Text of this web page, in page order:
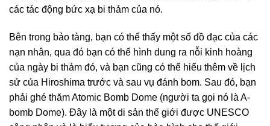
các tác động bức xạ bi thảm của nó.
Bên trong bảo tàng, bạn có thể thấy một số đồ đạc của các
nạn nhân, qua đó bạn có thể hình dung ra nỗi kinh hoàng
của ngày bi thảm đó, và bạn cũng có thể hiểu thêm về lịch
sử của Hiroshima trước và sau vụ đánh bom. Sau đó, bạn
phải ghé thăm Atomic Bomb Dome (người ta gọi nó là A-
bomb Dome). Đây là một di sản thế giới được UNESCO